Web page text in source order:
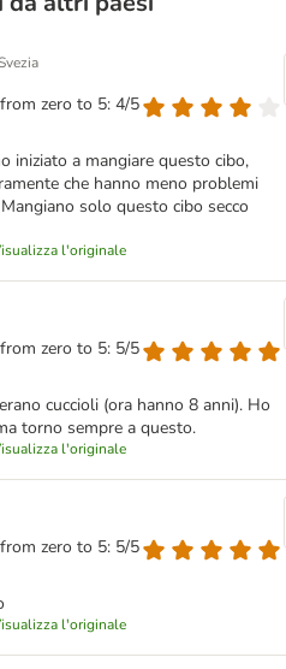
zero to 5: 4/5
iniziato a mangiare questo cibo,
che hanno meno problemi
solo questo cibo secco
l'originale
zero to 5: 5/5
cuccioli (ora hanno 8 anni). Ho
torno sempre a questo.
l'originale
zero to 5: 5/5
l'originale